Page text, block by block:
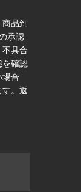
品到
承認
具合
を確認
場合
。返